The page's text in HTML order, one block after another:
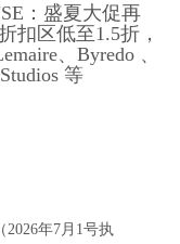
：盛夏大促再
扣区低至1.5折，
、Byredo 、
等
2026年7月1号执